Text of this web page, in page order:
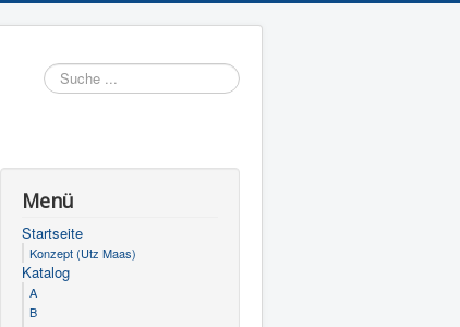
Menü
Startseite
Konzept (Utz Maas)
Katalog
A
B